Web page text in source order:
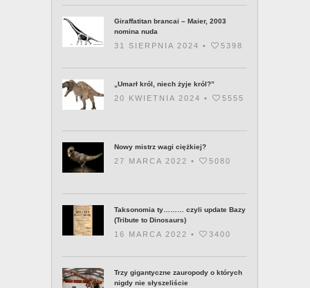
Giraffatitan brancai – Maier, 2003
nomina nuda
31 SIERPNIA 2024 • 5398
„Umarł król, niech żyje król?”
20 KWIETNIA 2024 • 5555
Nowy mistrz wagi ciężkiej?
27 MARCA 2022 • 5080
Taksonomia ty……… czyli update Bazy
(Tribute to Dinosaurs)
16 MARCA 2022 • 3400
Trzy gigantyczne zauropody o których
nigdy nie słyszeliście